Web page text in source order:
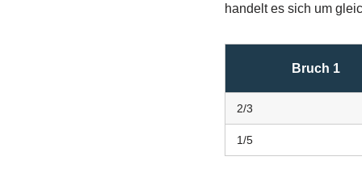
handelt es sich um
Bruch 1
2/3
1/5